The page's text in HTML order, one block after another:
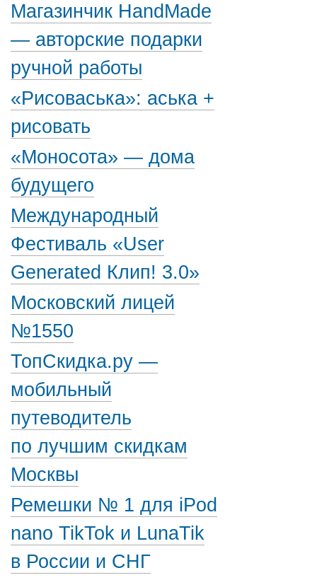
Магазинчик HandMade
— авторские подарки
ручной работы
«Рисоваська»: аська +
рисовать
«Моносота» — дома
будущего
Международный
Фестиваль «User
Generated Клип! 3.0»
Московский лицей
№1550
ТопСкидка.ру —
мобильный
путеводитель
по лучшим скидкам
Москвы
Ремешки № 1 для iPod
nano TikTok и LunaTik
в России и СНГ